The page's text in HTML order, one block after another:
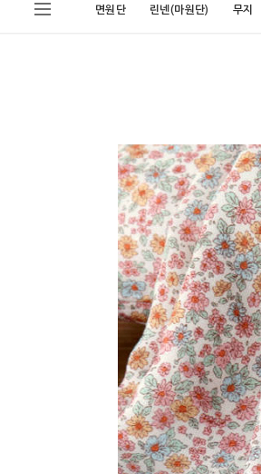
면원단 린넨(마원단) 무지